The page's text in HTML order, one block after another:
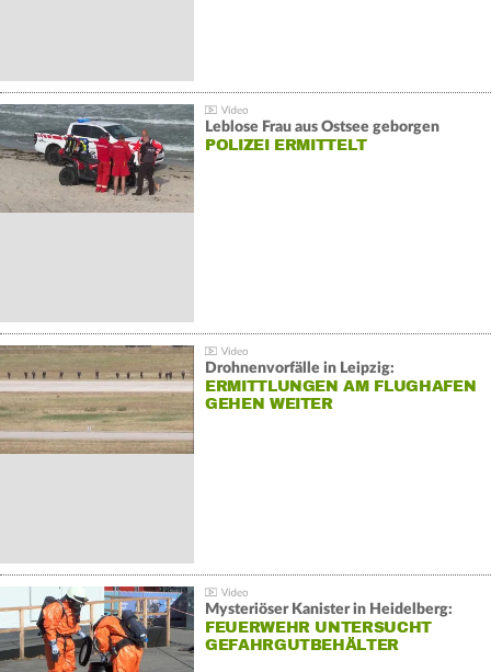
Leblose Frau aus Ostsee geborgen
POLIZEI ERMITTELT
Drohnenvorfälle in Leipzig:
ERMITTLUNGEN AM FLUGHAFEN
GEHEN WEITER
Mysteriöser Kanister in Heidelberg:
FEUERWEHR UNTERSUCHT
GEFAHRGUTBEHÄLTER